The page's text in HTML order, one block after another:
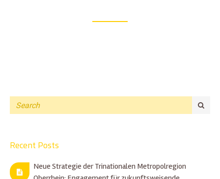
Recent Posts
Neue Strategie der Trinationalen Metropolregion